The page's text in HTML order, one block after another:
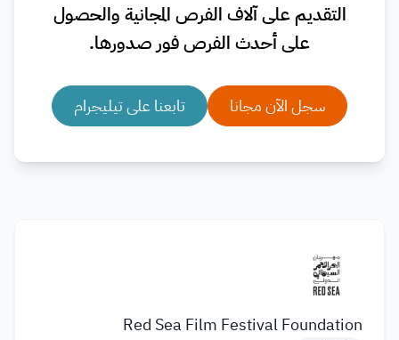
التقديم على آلاف الفرص المجانية والحصول
على أحدث الفرص فور صدورها.
سجل الآن مجانا تابعنا على تيليجرام
Red Sea Film Festival Foundation